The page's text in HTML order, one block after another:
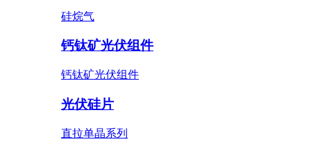
硅烷气
钙钛矿光伏组件
钙钛矿光伏组件
光伏硅片
直拉单晶系列